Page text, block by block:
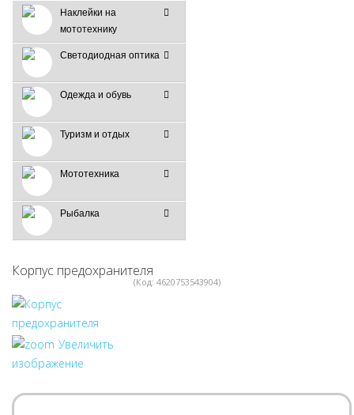
Наклейки на
мототехнику
Светодиодная оптика
Одежда и обувь
Туризм и отдых
Мототехника
Рыбалка
Корпус предохранителя
(Код: 4620753543904)
Увеличить
изображение